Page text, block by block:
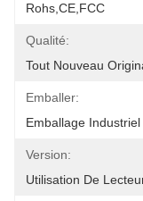
Rohs,CE,FCC
Qualité:
Tout Nouveau
Emballer:
Emballage
Version:
Utilisation De